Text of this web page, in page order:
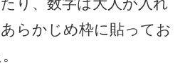
り、数字は大人が入れ
らかじめ枠に貼ってお